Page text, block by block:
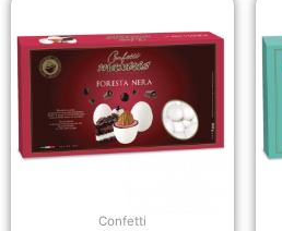
Confetti